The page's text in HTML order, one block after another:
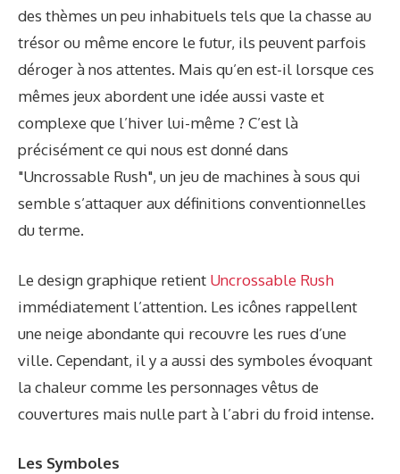
des thèmes un peu inhabituels tels que la chasse au
trésor ou même encore le futur, ils peuvent parfois
déroger à nos attentes. Mais qu’en est-il lorsque ces
mêmes jeux abordent une idée aussi vaste et
complexe que l’hiver lui-même ? C’est là
précisément ce qui nous est donné dans
"Uncrossable Rush", un jeu de machines à sous qui
semble s’attaquer aux définitions conventionnelles
du terme.
Le design graphique retient Uncrossable Rush
immédiatement l’attention. Les icônes rappellent
une neige abondante qui recouvre les rues d’une
ville. Cependant, il y a aussi des symboles évoquant
la chaleur comme les personnages vêtus de
couvertures mais nulle part à l’abri du froid intense.
Les Symboles